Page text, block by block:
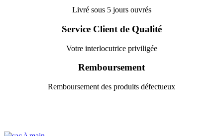
Livré sous 5 jours ouvrés
Service Client de Qualité
Votre interlocutrice priviligée
Remboursement
Remboursement des produits défectueux